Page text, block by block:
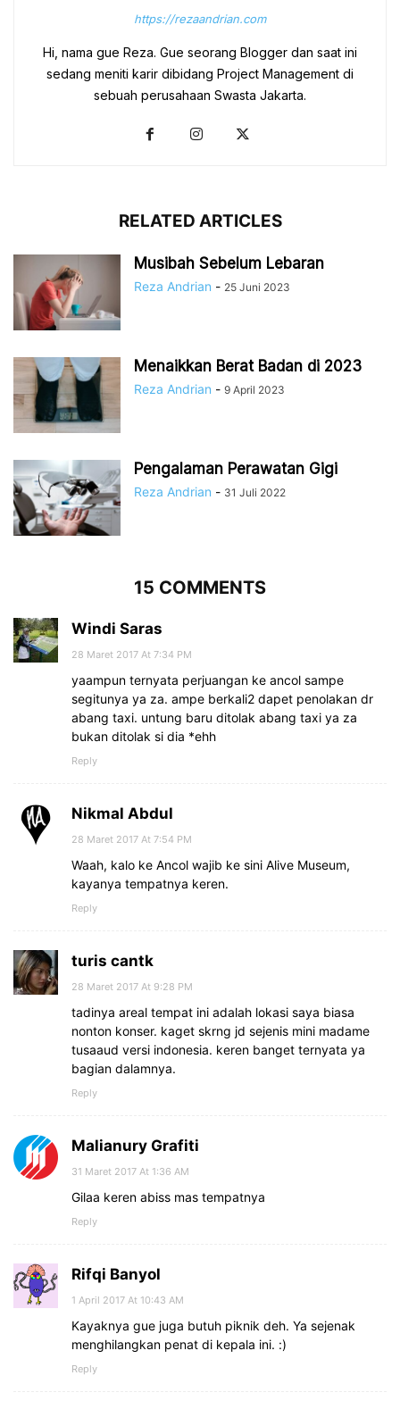
https://rezaandrian.com
Hi, nama gue Reza. Gue seorang Blogger dan saat ini
sedang meniti karir dibidang Project Management di
sebuah perusahaan Swasta Jakarta.
RELATED ARTICLES
Musibah Sebelum Lebaran
Reza Andrian - 25 Juni 2023
Menaikkan Berat Badan di 2023
Reza Andrian - 9 April 2023
Pengalaman Perawatan Gigi
Reza Andrian - 31 Juli 2022
15 COMMENTS
Windi Saras
28 Maret 2017 At 7:34 PM
yaampun ternyata perjuangan ke ancol sampe
segitunya ya za. ampe berkali2 dapet penolakan dr
abang taxi. untung baru ditolak abang taxi ya za
bukan ditolak si dia *ehh
Reply
Nikmal Abdul
28 Maret 2017 At 7:54 PM
Waah, kalo ke Ancol wajib ke sini Alive Museum,
kayanya tempatnya keren.
Reply
turis cantk
28 Maret 2017 At 9:28 PM
tadinya areal tempat ini adalah lokasi saya biasa
nonton konser. kaget skrng jd sejenis mini madame
tusaaud versi indonesia. keren banget ternyata ya
bagian dalamnya.
Reply
Malianury Grafiti
31 Maret 2017 At 1:36 AM
Gilaa keren abiss mas tempatnya
Reply
Rifqi Banyol
1 April 2017 At 10:43 AM
Kayaknya gue juga butuh piknik deh. Ya sejenak
menghilangkan penat di kepala ini. :)
Reply